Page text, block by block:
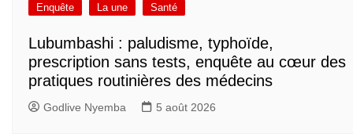
Enquête La une Santé
Lubumbashi : paludisme, typhoïde,
prescription sans tests, enquête au cœur des
pratiques routinières des médecins
Godlive Nyemba 5 août 2026